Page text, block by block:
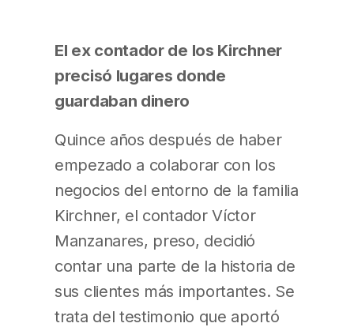
El ex contador de los Kirchner
precisó lugares donde
guardaban dinero
Quince años después de haber
empezado a colaborar con los
negocios del entorno de la familia
Kirchner, el contador Víctor
Manzanares, preso, decidió
contar una parte de la historia de
sus clientes más importantes. Se
trata del testimonio que aportó